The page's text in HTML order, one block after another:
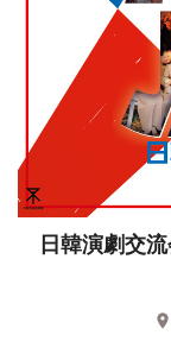
日韓演劇交